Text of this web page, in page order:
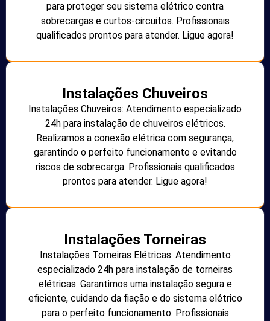
para proteger seu sistema elétrico contra
sobrecargas e curtos-circuitos. Profissionais
qualificados prontos para atender. Ligue agora!
Instalações Chuveiros
Instalações Chuveiros: Atendimento especializado
24h para instalação de chuveiros elétricos.
Realizamos a conexão elétrica com segurança,
garantindo o perfeito funcionamento e evitando
riscos de sobrecarga. Profissionais qualificados
prontos para atender. Ligue agora!
Instalações Torneiras
Instalações Torneiras Elétricas: Atendimento
especializado 24h para instalação de torneiras
elétricas. Garantimos uma instalação segura e
eficiente, cuidando da fiação e do sistema elétrico
para o perfeito funcionamento. Profissionais